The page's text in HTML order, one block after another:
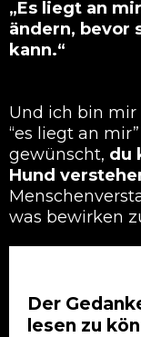
„Es liegt an
ändern, bevor
kann.“
Und ich bin mir
“es liegt an
gewünscht, du
Hund
was bewirken
Der
lesen zu